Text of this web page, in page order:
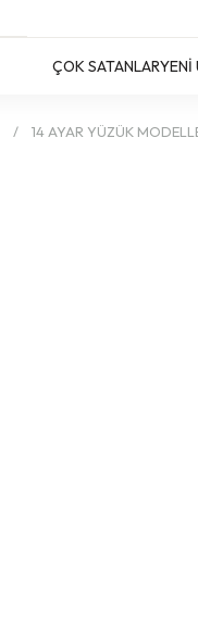
ÇOK SATANLARYENİ
14 AYAR YÜZÜK